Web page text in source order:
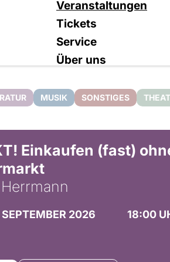
Veranstaltungen
Tickets
Service
Über uns
MUSIK SONSTIGES
Einkaufen (fast)
2026 18:00